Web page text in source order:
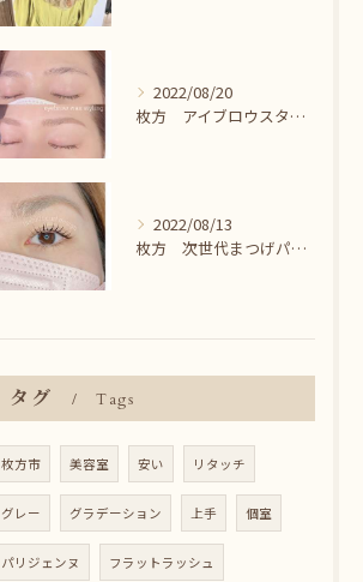
2022/08/20
枚方 アイブロウスタイリング＾＾
2022/08/13
枚方 次世代まつげパーマ♪
タグ Tags
枚方市 美容室 安い リタッチ
グレー グラデーション 上手 個室
パリジェンヌ フラットラッシュ